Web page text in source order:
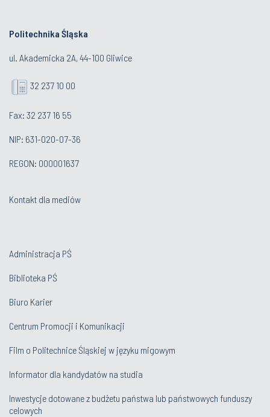
Politechnika Śląska
ul. Akademicka 2A, 44-100 Gliwice
32 237 10 00
Fax: 32 237 16 55
NIP: 631-020-07-36
REGON: 000001637
Kontakt dla mediów
Administracja PŚ
Biblioteka PŚ
Biuro Karier
Centrum Promocji i Komunikacji
Film o Politechnice Śląskiej w języku migowym
Informator dla kandydatów na studia
Inwestycje dotowane z budżetu państwa lub państwowych funduszy
celowych